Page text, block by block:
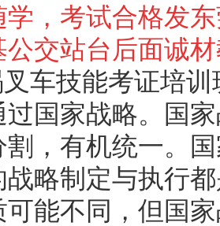
学，考试合格发
交站台后面诚
车技能考证培训
过国家战略。国
，有机统一。
略制定与执行
可能不同，但国